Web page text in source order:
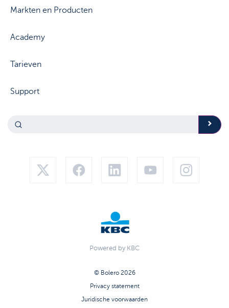
Markten en Producten
Academy
Tarieven
Support
Powered by KBC
© Bolero 2026
Privacy statement
Juridische voorwaarden